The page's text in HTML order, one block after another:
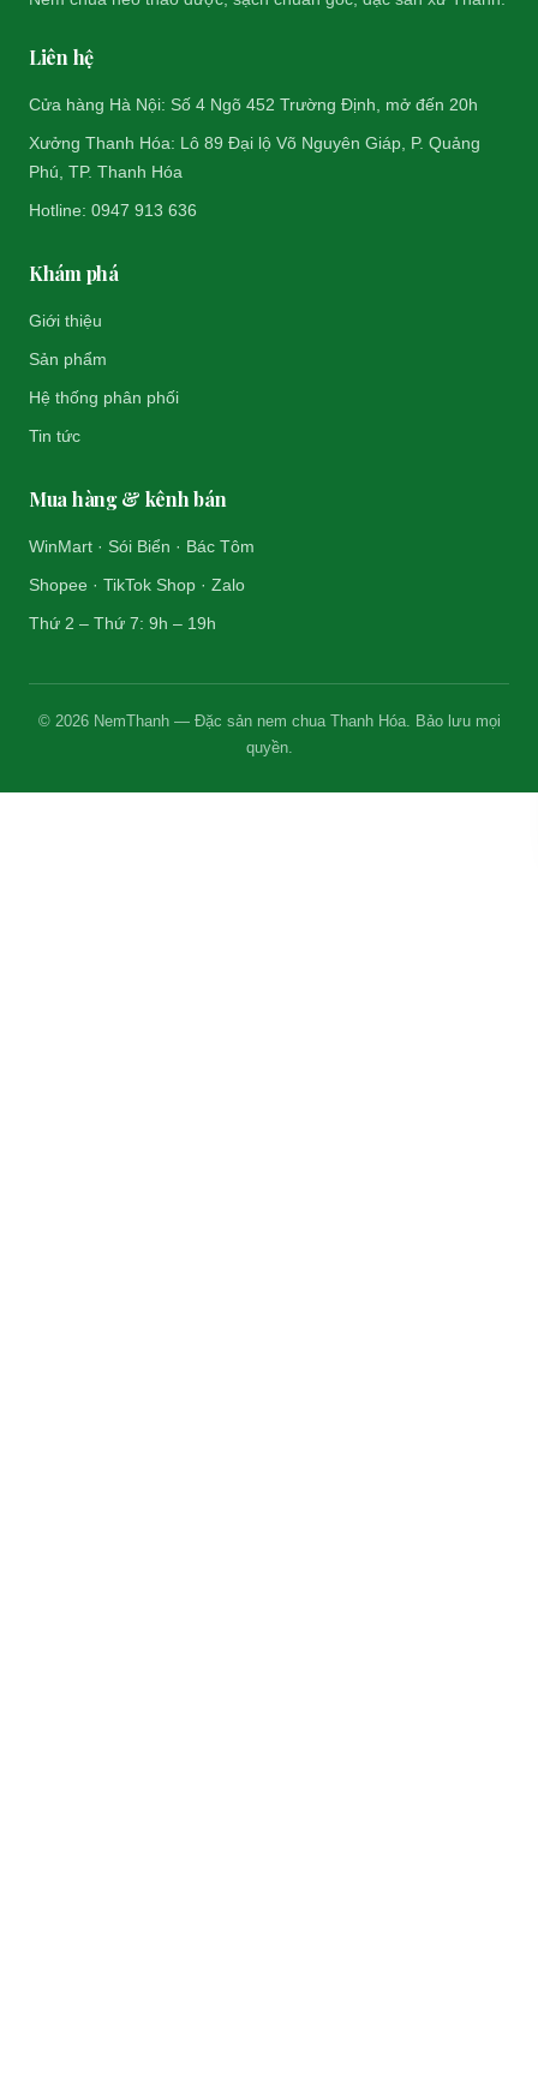
Liên hệ
Cửa hàng Hà Nội: Số 4 Ngõ 452 Trường Định, mở đến 20h
Xưởng Thanh Hóa: Lô 89 Đại lộ Võ Nguyên Giáp, P. Quảng
Phú, TP. Thanh Hóa
Hotline: 0947 913 636
Khám phá
Giới thiệu
Sản phẩm
Hệ thống phân phối
Tin tức
Mua hàng & kênh bán
WinMart · Sói Biển · Bác Tôm
Shopee · TikTok Shop · Zalo
Thứ 2 – Thứ 7: 9h – 19h
© 2026 NemThanh — Đặc sản nem chua Thanh Hóa. Bảo lưu mọi
quyền.